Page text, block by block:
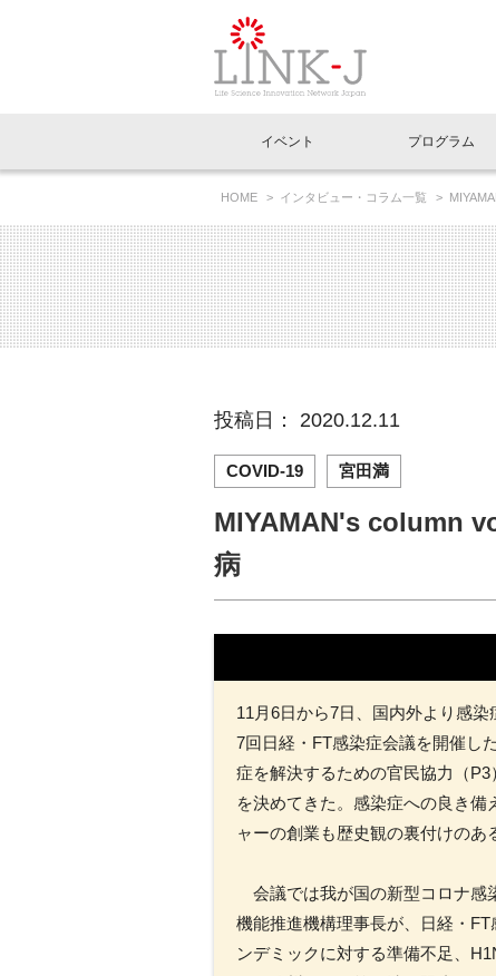
イベントお知らせメール登録
イベント
イベント一覧
LINK-J主催・共催 特別
LINK-J協賛・協力 出展
プログラム
Out of Box相談室
インタビュー・コラム一覧
スペシャルインタビュー
連載コラム
ニュース一覧
トピック プレ
メディア情報 海外
協賛・協力
理事長挨拶
国内外連携
組織概要
特別会員一覧
専用メニューはこちら
ラウンジ・会議室
アクセス
HOME インタビュー・コラム一覧
投稿日： 2020.12.11
COVID-19 宮田満
MIYAMAN's column
病
11月6日から7日、国内外より感
7回日経・FT感染症会議を開催し
症を解決するための官民協力（
を決めてきた。感染症への良き
ャーの創業も歴史観の裏付けのあ
会議では我が国の新型コロナ感
機能推進機構理事長が、日経・
ンデミックに対する準備不足、